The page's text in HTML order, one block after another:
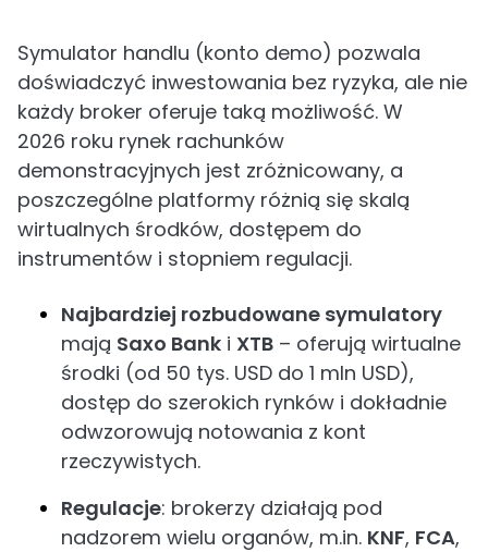
Symulator handlu (konto demo) pozwala
doświadczyć inwestowania bez ryzyka, ale nie
każdy broker oferuje taką możliwość. W
2026 roku rynek rachunków
demonstracyjnych jest zróżnicowany, a
poszczególne platformy różnią się skalą
wirtualnych środków, dostępem do
instrumentów i stopniem regulacji.
Najbardziej rozbudowane symulatory
mają Saxo Bank i XTB – oferują wirtualne
środki (od 50 tys. USD do 1 mln USD),
dostęp do szerokich rynków i dokładnie
odwzorowują notowania z kont
rzeczywistych.
Regulacje: brokerzy działają pod
nadzorem wielu organów, m.in. KNF, FCA,